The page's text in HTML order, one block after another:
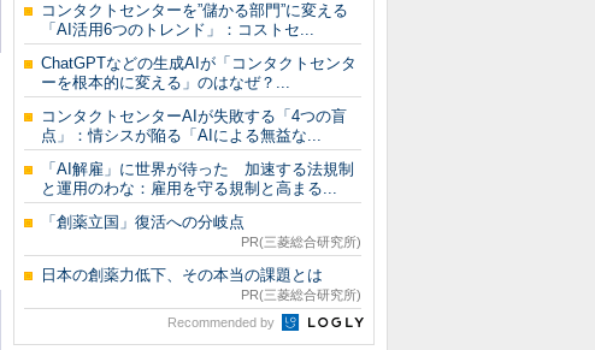
コンタクトセンターを”儲かる部門”に変える
「AI活用6つのトレンド」：コストセ...
ChatGPTなどの生成AIが「コンタクトセンタ
ーを根本的に変える」のはなぜ？...
コンタクトセンターAIが失敗する「4つの盲
点」：情シスが陥る「AIによる無益な...
「AI解雇」に世界が待った 加速する法規制
と運用のわな：雇用を守る規制と高まる...
「創薬立国」復活への分岐点
PR(三菱総合研究所)
日本の創薬力低下、その本当の課題とは
PR(三菱総合研究所)
Recommended by